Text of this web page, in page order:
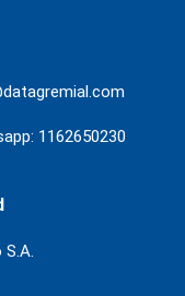
1162650230
S.A.